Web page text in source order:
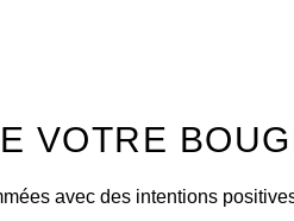
VOTRE
avec des intentions